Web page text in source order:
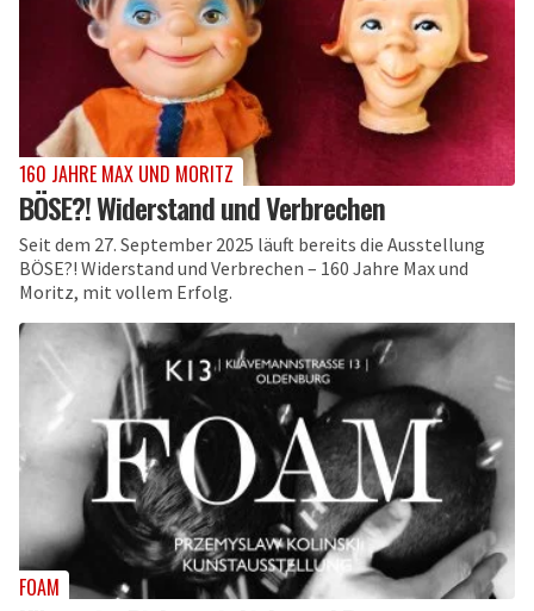
160 JAHRE MAX UND MORITZ
BÖSE?! Widerstand und Verbrechen
Seit dem 27. September 2025 läuft bereits die Ausstellung
BÖSE?! Widerstand und Verbrechen – 160 Jahre Max und
Moritz, mit vollem Erfolg.
FOAM